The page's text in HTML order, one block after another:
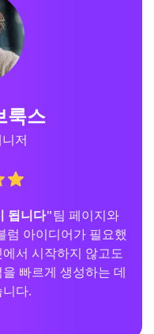
룩스
저
됩니다"팀 페이지와
럼 아이디어가 필요했
서 시작하지 않고도
빠르게 생성하는 데
니다.